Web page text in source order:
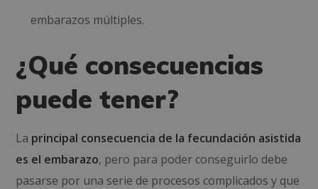
embarazos múltiples.
¿Qué consecuencias
puede tener?
La principal consecuencia de la fecundación asistida
es el embarazo, pero para poder conseguirlo debe
pasarse por una serie de procesos complicados y que